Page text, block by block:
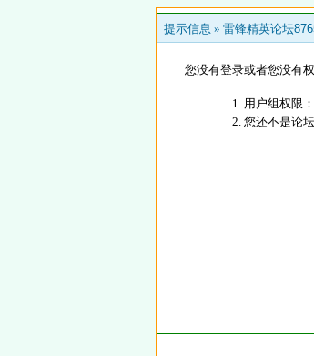
提示信息 » 雷锋精英论坛
您没有登录或者您没有
用户组权限
您还不是论